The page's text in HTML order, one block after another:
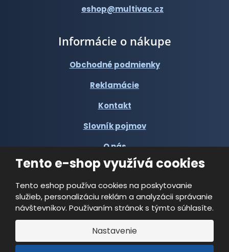
Tento e-shop využívá cookies
Tento eshop používa cookies na poskytovanie
služieb, personalizáciu reklám a analyzácii správanie
návštevníkov. Používaním stránok s týmto súhlasíte.
Nastavenie
eshop@multivac.cz
Informácie o nákupe
Obchodné podmienky
Reklamácie
Kontakt
Slovník pojmov
O nás
© 2026, Multi-VAC spol. s r.o.
Vyrobila